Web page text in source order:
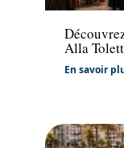
Alla
En savoir